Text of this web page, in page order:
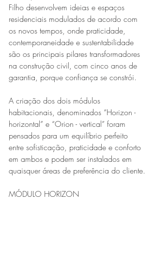
Filho desenvolvem ideias e espaços
residenciais modulados de acordo com
os novos tempos, onde praticidade,
contemporaneidade e sustentabilidade
são os principais pilares transformadores
na construção civil, com cinco anos de
garantia, porque confiança se constrói.
A criação dos dois módulos
habitacionais, denominados “Horizon -
horizontal” e “Orion - vertical” foram
pensados para um equilíbrio perfeito
entre sofisticação, praticidade e conforto
em ambos e podem ser instalados em
quaisquer áreas de preferência do cliente.
MÓDULO HORIZON